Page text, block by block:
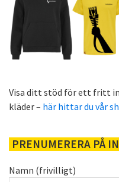
Visa ditt stöd för ett fritt
kläder – här hittar du vår
PRENUMERERA PÅ
Namn (frivilligt)